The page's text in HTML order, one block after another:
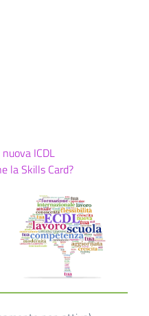
ICDL
la Skills Card?